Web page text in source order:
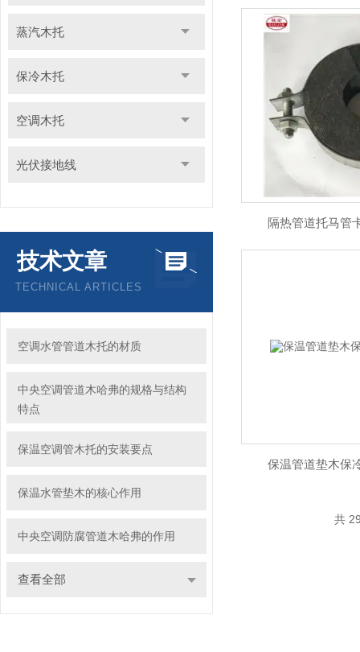
蒸汽木托
保冷木托
空调木托
光伏接地线
技术文章
TECHNICAL ARTICLES
空调水管管道木托的材质
中央空调管道木哈弗的规格与结构
特点
保温空调管木托的安装要点
保温水管垫木的核心作用
中央空调防腐管道木哈弗的作用
查看全部
隔热管道托马管
保温管道垫木保
共